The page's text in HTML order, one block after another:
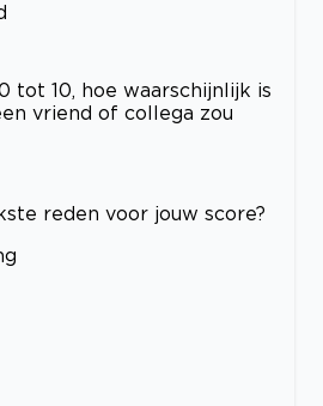
tot 10, hoe waarschijnlijk is
vriend of collega zou
reden voor jouw score?